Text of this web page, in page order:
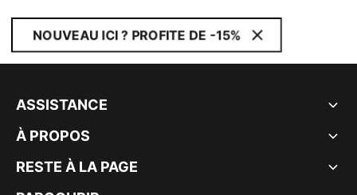
NOUVEAU ICI ? PROFITE DE -15%
ASSISTANCE
À PROPOS
RESTE À LA PAGE